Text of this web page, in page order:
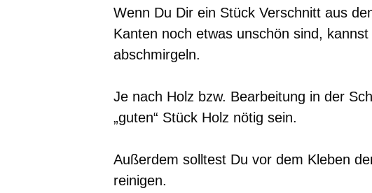
Wenn Du Dir ein Stück Verschnitt aus
Kanten noch etwas unschön sind,
abschmirgeln.
Je nach Holz bzw. Bearbeitung in der
„guten“ Stück Holz nötig sein.
Außerdem solltest Du vor dem Kleben
reinigen.